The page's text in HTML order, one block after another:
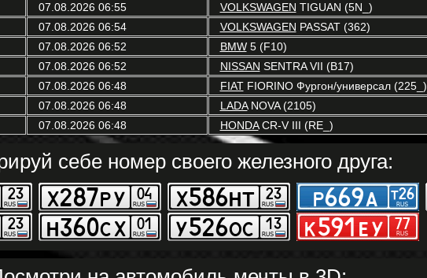
07.08.2026 06:55 VOLKSWAGEN TIGUAN (5N_)
07.08.2026 06:54 VOLKSWAGEN PASSAT (362)
07.08.2026 06:52 BMW5 (F10)
07.08.2026 06:52 NISSAN SENTRA VII (B17)
07.08.2026 06:48 FIATFIORINO Фургон/универсал (225_)
07.08.2026 06:48 LADANOVA (2105)
07.08.2026 06:48 HONDACR-V III (RE_)
себе номер своего железного друга: